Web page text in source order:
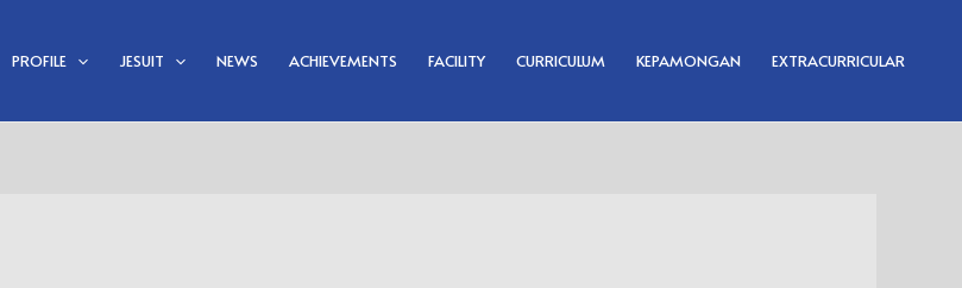
PROFILE JESUIT NEWS ACHIEVEMENTS FACILITY CURRICULUM KEPAMONGAN EXTRACURRICULAR